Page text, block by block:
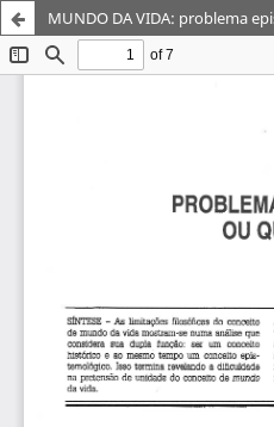
MUNDO DA VIDA: problema